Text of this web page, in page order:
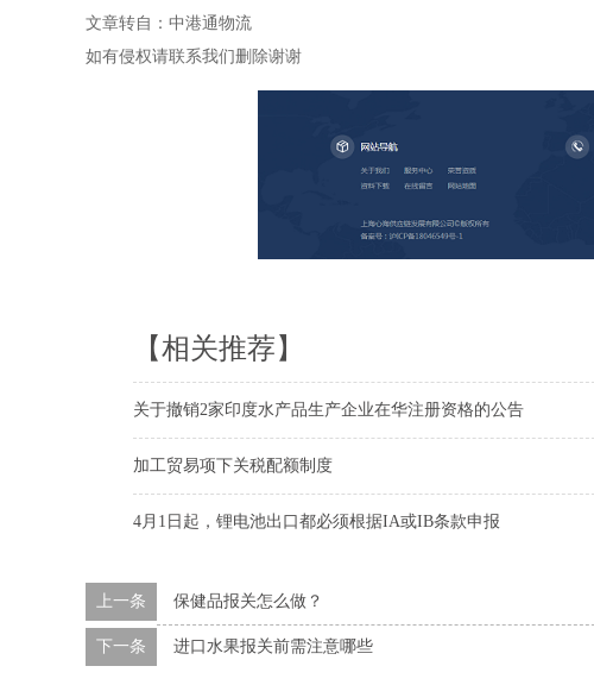
文章转自：中港通物流
如有侵权请联系我们删除谢谢
【相关推荐】
关于撤销2家印度水产品生产企业在华注册资格的公告
加工贸易项下关税配额制度
4月1日起，锂电池出口都必须根据IA或IB条款申报
上一条 保健品报关怎么做？
下一条 进口水果报关前需注意哪些